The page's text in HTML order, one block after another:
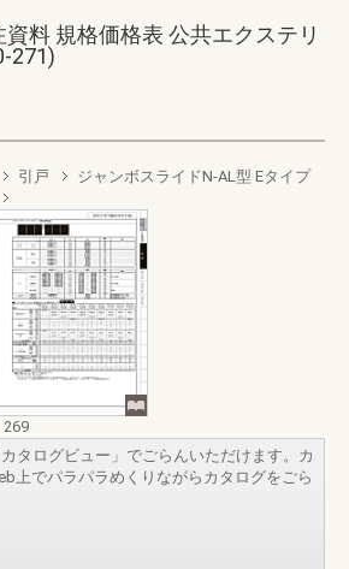
料 規格価格表 公共エクステリ
271)
引戸
ジャンボスライドN-AL型 Eタイプ
269
タログビュー」でごらんいただけます。カ
上でパラパラめくりながらカタログをごら